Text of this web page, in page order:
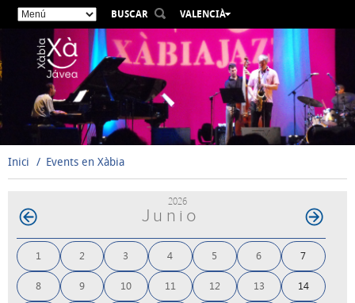
BUSCAR
VALENCIÀ
ESPAÑOL
ENGLISH
DEUTSCH
РУССКИЙ
Inici Events en Xàbia
2026
Junio
1 2 3 4 5 6 7
8 9 10 11 12 13 14